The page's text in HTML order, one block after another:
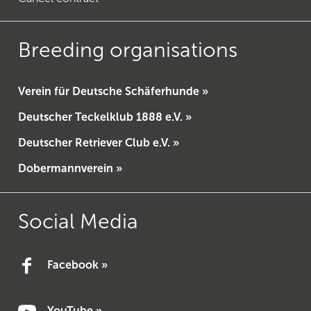
Breeding organisations
Verein für Deutsche Schäferhunde »
Deutscher Teckelklub 1888 e.V. »
Deutscher Retriever Club e.V. »
Dobermannverein »
Social Media
Facebook »